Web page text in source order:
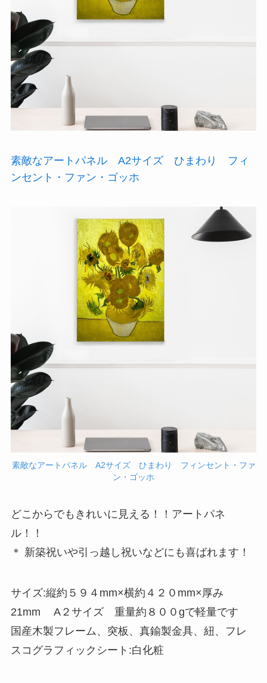
素敵なアートパネル A2サイズ ひまわり フィ
ンセント・ファン・ゴッホ
素敵なアートパネル A2サイズ ひまわり フィンセント・ファ
ン・ゴッホ
どこからでもきれいに見える！！アートパネ
ル！！
＊ 新築祝いや引っ越し祝いなどにも喜ばれます！
サイズ:縦約５９４mm×横約４２０mm×厚み
21mm A２サイズ 重量約８００gで軽量です
国産木製フレーム、突板、真鍮製金具、紐、フレ
スコグラフィックシート:白化粧